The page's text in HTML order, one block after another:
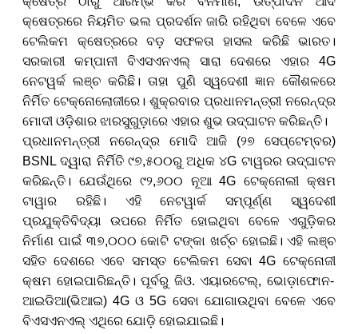
କ୍ଷେତ୍ରରେ ନିୟମିତ ଭଲ ପ୍ରଦର୍ଶନ ଜାରି ରହିଥିବା ବେଳେ ଏବେ
ଟେଲିକମ କ୍ଷେତ୍ରରେ ବଡ଼ ସଫଳତା ହାସଲ କରିଛି ଭାରତ।
ସରକାରୀ କମ୍ପାନୀ ବିଏସଏନଏଲ୍‌ ସାରା ଦେଶରେଏହାର4G
ନେଟୱର୍କ ଲଞ୍ଚ କରିଛି। ତାହା ପୁଣି ସ୍ୱଦେଶୀ ଜ୍ଞାନ କୌଶଳରେ
ନିର୍ମିତ ଟେକ୍ନୋଲୋଜୀରେ। ଶୁକ୍ରବାର ପ୍ରଧାନମନ୍ତ୍ରୀ ନରେନ୍ଦ୍ର
ମୋଦୀ ଓଡ଼ିଶାର ଝାରସୁଗୁଡ଼ାରେ ଏହାର ଶୁଭ ଉଦ୍‌ଘାଟନ କରିଛନ୍ତି।
ପ୍ରଧାନମନ୍ତ୍ରୀ ନରେନ୍ଦ୍ର ମୋଦି ଆଜି (୨୭ ସେପ୍ଟେମ୍ବର)
BSNL ଦ୍ୱାରା ନିର୍ମିତି ୯୭,୫୦୦ରୁ ଅଧିକ ୪G ଟାୱରର ଉଦ୍‌ଘାଟନ
କରିଛନ୍ତି। ଯେଉଁଥିରେ ୯୨,୬୦୦ ନୂଆ 4Gଟେକ୍ନୋଲୀ କ୍ଷମ
ଟାୱାର ରହିଛି। ଏହି ନେଟୱାର୍କ ସମ୍ପୂର୍ଣ୍ଣ ସ୍ୱଦେଶୀ
ପ୍ରଯୁକ୍ତିବିଦ୍ୟା ଉପରେ ନିର୍ମିତ ହୋଇଥିବା ବେଳେ ଏଗୁଡ଼ିକର
ନିର୍ମାଣ ପାଇଁ ୩୭,୦୦୦ କୋଟି ଟଙ୍କା ଖର୍ଚ୍ଚ ହୋଇଛି।ଏହି ଲଞ୍ଚ
ସହିତ ଦେଶରେ ଏବେ ସମସ୍ତ ଟେଲିକମ ସେବା4G ଟେକ୍ନୋଜୀ
କ୍ଷମ ହୋଇପାରିଛନ୍ତି। ପୂର୍ବରୁ ଜିଓ. ଏୟାରଟେଲ୍, ଭୋଡ଼ାଫୋନ-
ଆଇଡିଆ(ଭିଆଇ)4Gଓ 5G ସେବା ଯୋଗାଉଥିବା ବେଳେ ଏବେ
ବିଏସଏନଏଲ୍‌ ଏଥିରେ ଯୋଡ଼ି ହୋଇଯାଇଛି।